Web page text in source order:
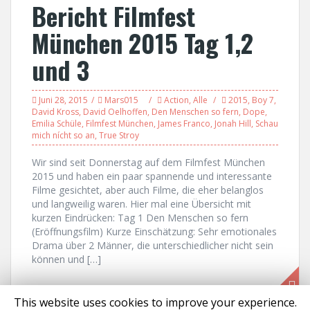
Bericht Filmfest
München 2015 Tag 1,2
und 3
Juni 28, 2015 Mars015 Action, Alle 2015, Boy 7,
David Kross, David Oelhoffen, Den Menschen so fern, Dope,
Emilia Schüle, Filmfest München, James Franco, Jonah Hill, Schau
mich nícht so an, True Stroy
Wir sind seit Donnerstag auf dem Filmfest München
2015 und haben ein paar spannende und interessante
Filme gesichtet, aber auch Filme, die eher belanglos
und langweilig waren. Hier mal eine Übersicht mit
kurzen Eindrücken: Tag 1 Den Menschen so fern
(Eröffnungsfilm) Kurze Einschätzung: Sehr emotionales
Drama über 2 Männer, die unterschiedlicher nicht sein
können und […]
This website uses cookies to improve your experience.